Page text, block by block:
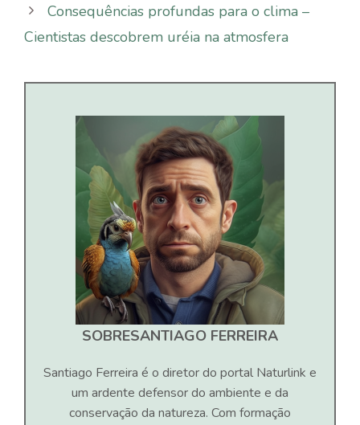
Consequências profundas para o clima –
Cientistas descobrem uréia na atmosfera
SOBRESANTIAGO FERREIRA
Santiago Ferreira é o diretor do portal Naturlink e
um ardente defensor do ambiente e da
conservação da natureza. Com formação